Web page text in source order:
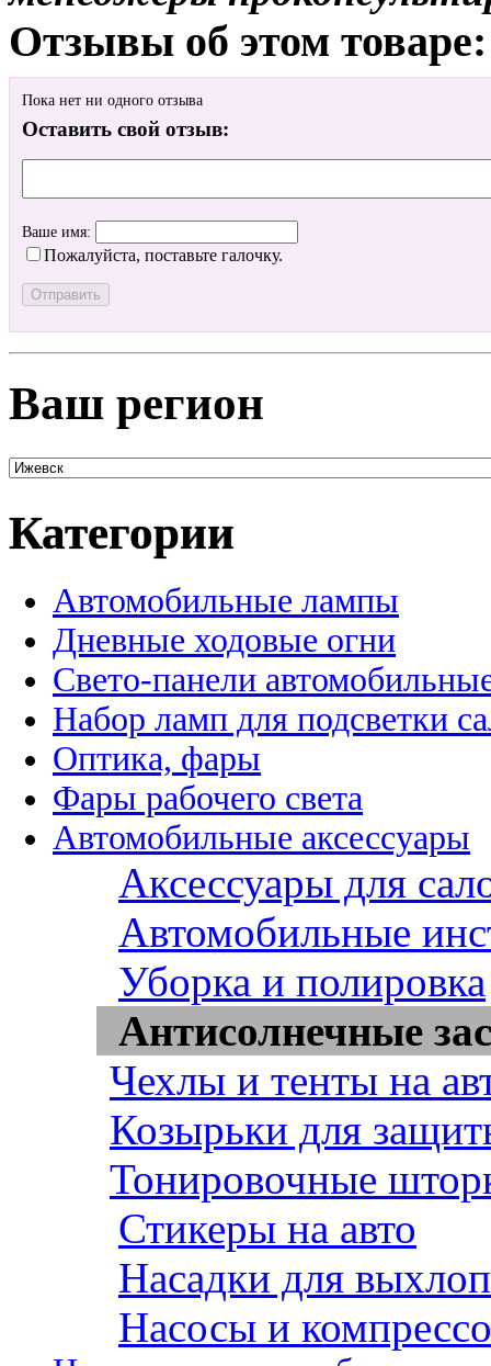
Отзывы об этом товаре:
Пока нет ни одного отзыва
Оставить свой отзыв:
Ваше имя:
Пожалуйста, поставьте галочку.
Ваш регион
Категории
Автомобильные лампы
Дневные ходовые огни
Свето-панели
Набор ламп для подсветки
Оптика, фары
Фары рабочего света
Автомобильные аксессуары
Аксессуары для
Автомобильные
Уборка и полировка
Антисолнечные
Чехлы и тенты на
Козырьки для
Тонировочные
Стикеры на авто
Насадки для
Насосы и